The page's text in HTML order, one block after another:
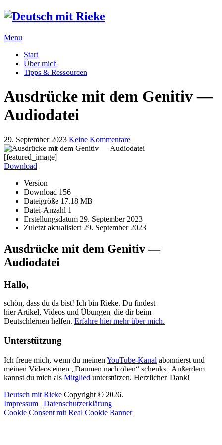
Menu
Start
Über mich
Tipps & Ressourcen
Ausdrücke mit dem Genitiv —
Audiodatei
29. September 2023 Keine Kommentare
[featured_image]
Download
Version
Download 156
Dateigröße 17.18 MB
Datei-Anzahl 1
Erstellungsdatum 29. September 2023
Zuletzt aktualisiert 29. September 2023
Ausdrücke mit dem Genitiv —
Audiodatei
Hallo,
schön, dass du da bist! Ich bin Rieke. Du findest
hier Artikel, Videos und Übungen, die dir beim
Deutschlernen helfen. Erfahre hier mehr über mich.
Unterstützung
Ich freue mich, wenn du meinen YouTube-Kanal abonnierst und
meinen Videos einen „Daumen nach oben“ schenkst. Außerdem
kannst du mich als Mitglied unterstützen. Herzlichen Dank!
Deutsch mit Rieke Copyright © 2026.
Impressum | Datenschutzerklärung
Cookie Consent mit Real Cookie Banner